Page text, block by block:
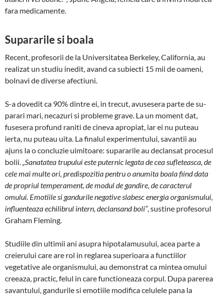
fara medi­camente.
Supararile si boala
Recent, profesorii de la Universitatea Berkeley, Ca­lifornia, au
realizat un studiu inedit, avand ca subiecti 15 mii de oameni,
bolnavi de diverse afectiuni.
S-a dovedit ca 90% dintre ei, in trecut, avusesera parte de su­
parari mari, necazuri si probleme grave. La un mo­ment dat,
fusesera profund raniti de cineva apropiat, iar ei nu puteau
ierta, nu puteau uita. La finalul expe­ri­mentului, savantii au
ajuns la o concluzie uimitoare: supararile au declansat procesul
bolii.„Sanatatea tru­pului este puternic legata de cea sufleteasca, de
cele mai multe ori, predispozitia pentru o anumita boala fiind data
de propriul temperament, de modul de gan­dire, de caracterul
omului. Emotiile si gandurile nega­tive slabesc energia orga­nismului,
influenteaza echi­librul intern, declan­sand boli”, sustine profesorul
Gra­ham Fleming.
Studiile din ultimii ani asupra hipotalamusului, acea parte a
creierului care are rol in reglarea supe­rioa­ra a functiilor
vegetative ale organismului, au de­mons­trat ca mintea omului
creeaza, practic, felul in care functioneaza corpul. Dupa parerea
sa­vantului, gan­du­rile si emotiile modifica celulele pana la